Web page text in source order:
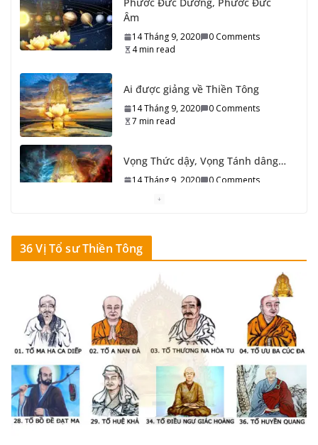
Ai được giảng về Thiền Tông
14 Tháng 9, 2020
0 Comments
7 min read
Vọng Thức dậy, Vọng Tánh dâng…
14 Tháng 9, 2020
0 Comments
7 min read
Giác Ngộ và Giải Thoát thời Mạt
Pháp
14 Tháng 9, 2020
36 Vị Tổ sư Thiền Tông (Ấn – Hoa – Việt)
36_Tổ sư Thiền Tông đời Thứ ba mươi sáu
10 Tháng 9, 2020 0 Comments 11 min read
35_Tổ sư Thiền Tông đời Thứ ba mươi lăm
10 Tháng 9, 2020 0 Comments 5 min read
34_Tổ sư Thiền Tông đời Thứ ba mươi tư
36 Vị Tổ sư Thiền Tông